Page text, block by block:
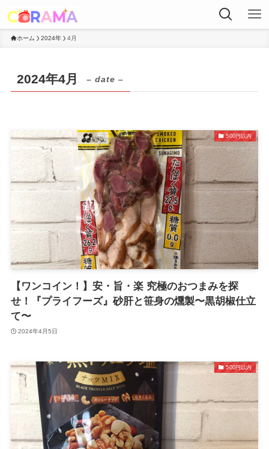
ホーム 2024年 4月
2024年4月 – date –
500円以内
【ワンコイン！】安・旨・楽 究極のおつまみを探
せ！『プライフーズ』砂肝と笹身の燻製〜黒胡椒仕立
て〜
2024年4月5日
500円以内